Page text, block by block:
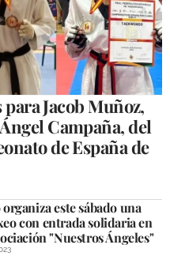
Jacob Muñoz,
Campaña, del
de España de
este sábado una
con entrada solidaria en
"Nuestros Ángeles"